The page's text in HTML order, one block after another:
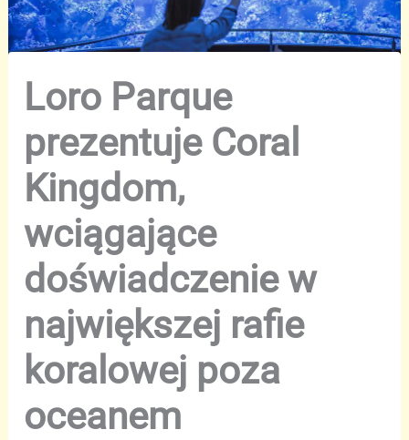
Loro Parque
prezentuje Coral
Kingdom,
wciągające
doświadczenie w
największej rafie
koralowej poza
oceanem